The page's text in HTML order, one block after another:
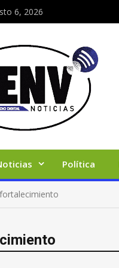
6, 2026
Política
fortalecimiento